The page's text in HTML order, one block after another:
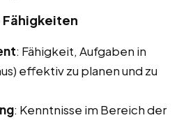
: Fähigkeit, Aufgaben in
effektiv zu planen und zu
: Kenntnisse im Bereich der